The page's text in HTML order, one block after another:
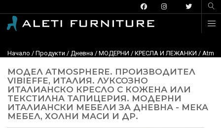
Начало / Продукти / Дневна / МОДЕРНИ / КРЕСЛА И ЛЕЖАНКИ /
МОДЕЛ ATMOSPHERE. ПРОИЗВОДИТЕЛ
VIBIEFFE, ИТАЛИЯ. ЛУКСОЗНО
ИТАЛИАНСКО КРЕСЛО С КОЖЕНА ИЛИ
ТЕКСТИЛНА ТАПИЦЕРИЯ. МОДЕРНИ
ИТАЛИАНСКИ МЕБЕЛИ ЗА ДНЕВНА - МЕКА
МЕБЕЛ, ХОЛНИ МАСИ И ДР.